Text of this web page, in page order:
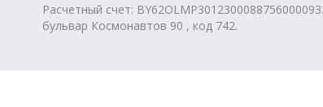
Расчетный счет:
бульвар Космонавтов 90 , код 742.